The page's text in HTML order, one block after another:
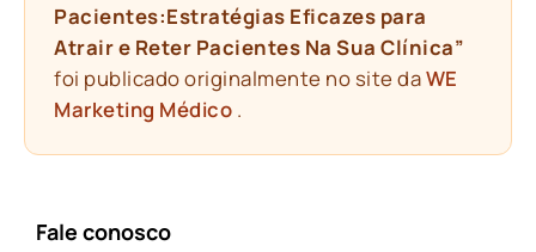
Pacientes:Estratégias Eficazes para
Atrair e Reter Pacientes Na Sua Clínica”
foi publicado originalmente no site daWE
Marketing Médico .
Fale conosco